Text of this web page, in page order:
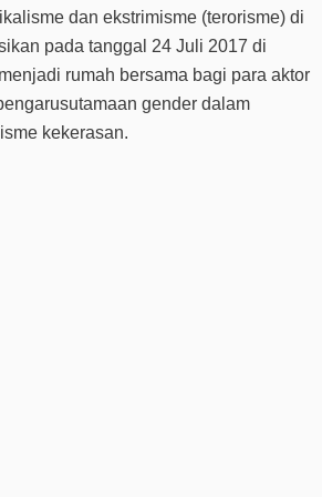
dan ekstrimisme (terorisme) di
pada tanggal 24 Juli 2017 di
rumah bersama bagi para aktor
gender dalam
kekerasan.